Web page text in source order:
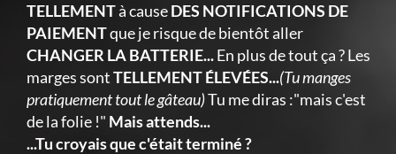
TELLEMENTà causeDES NOTIFICATIONS DE
PAIEMENTque je risque de bientôt aller
CHANGER LA BATTERIE...En plus de tout ça ? Les
marges sontTELLEMENT ÉLEVÉES...(Tu manges
pratiquement tout le gâteau)Tu me diras :"mais c'est
de la folie !" Mais attends...
...Tu croyais que c'était terminé ?